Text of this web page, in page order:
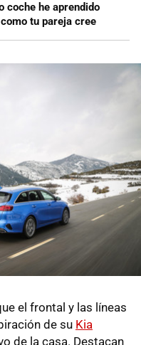
coche he aprendido
tu pareja cree
el frontal y las líneas
de su Kia
de la casa. Destacan